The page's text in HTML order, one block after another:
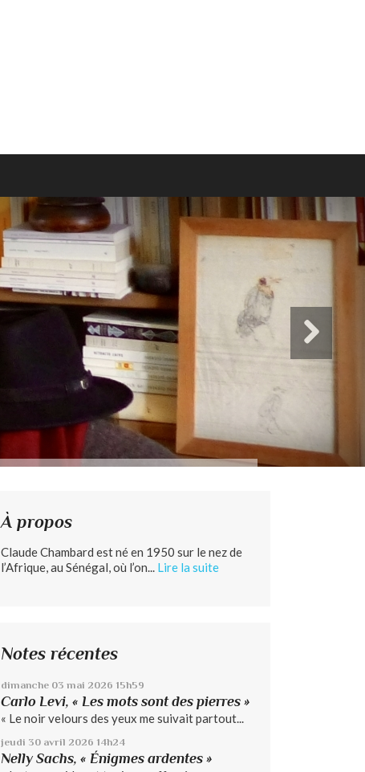
À propos
Claude Chambard est né en 1950 sur le nez de
l’Afrique, au Sénégal, où l’on... Lire la suite
Notes récentes
dimanche 03 mai 2026 15h59
Carlo Levi, « Les mots sont des pierres »
« Le noir velours des yeux me suivait partout...
jeudi 30 avril 2026 14h24
Nelly Sachs, « Énigmes ardentes »